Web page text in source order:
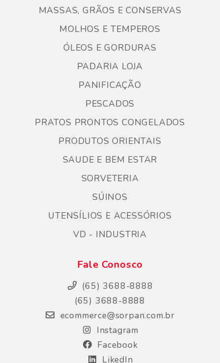
MASSAS, GRÃOS E CONSERVAS
MOLHOS E TEMPEROS
ÓLEOS E GORDURAS
PADARIA LOJA
PANIFICAÇÃO
PESCADOS
PRATOS PRONTOS CONGELADOS
PRODUTOS ORIENTAIS
SAUDE E BEM ESTAR
SORVETERIA
SÚINOS
UTENSÍLIOS E ACESSÓRIOS
VD - INDUSTRIA
Fale Conosco
(65) 3688-8888
(65) 3688-8888
ecommerce@sorpan.com.br
Instagram
Facebook
LikedIn